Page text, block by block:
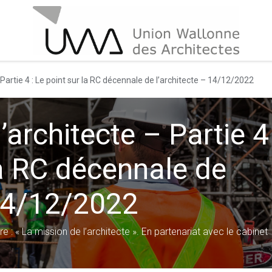
4 : Le point sur la RC décennale de l’architecte – 14/12/2022
– Partie 4
décennale de
12/2022
: « La mission de l’architecte ». En partenariat avec le cabinet